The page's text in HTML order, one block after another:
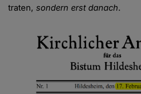
traten,sondern erst danach.